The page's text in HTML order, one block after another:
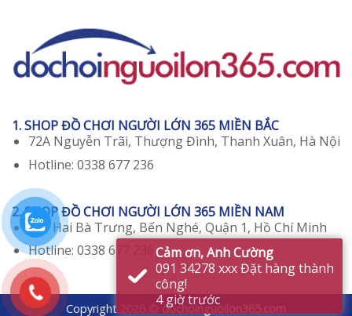
1. SHOP ĐỒ CHƠI NGƯỜI LỚN 365 MIỀN BẮC
72A Nguyễn Trãi, Thượng Đình, Thanh Xuân, Hà Nội
Hotline: 0338 677 236
2. SHOP ĐỒ CHƠI NGƯỜI LỚN 365 MIỀN NAM
129 Hai Bà Trưng, Bến Nghé, Quận 1, Hồ Chí Minh
Hotline: 0338 677 236
Copyright 2026 © dochoinguoilon365.com